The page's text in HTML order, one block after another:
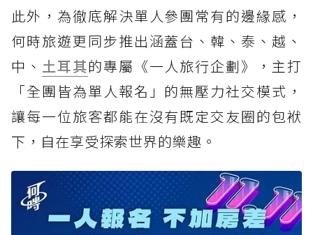
此外，為徹底解決單人參團常有的邊緣感，
何時旅遊更同步推出涵蓋台、韓、泰、越、
中、 土耳其的專屬《一人旅行企劃》，主打
「全團皆為單人報名」的無壓力社交模式，
讓每一位旅客都能在沒有既定交友圈的包袱
下，自在享受探索世界的樂趣。